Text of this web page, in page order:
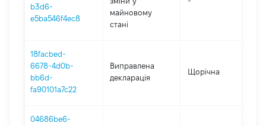
b3d6-
e5ba546f4ec8
майновому
стані
18facbed-
6678-4d0b-
bb6d-
fa90101a7c22
Виправлена
декларація
Щорічна
04686be6-